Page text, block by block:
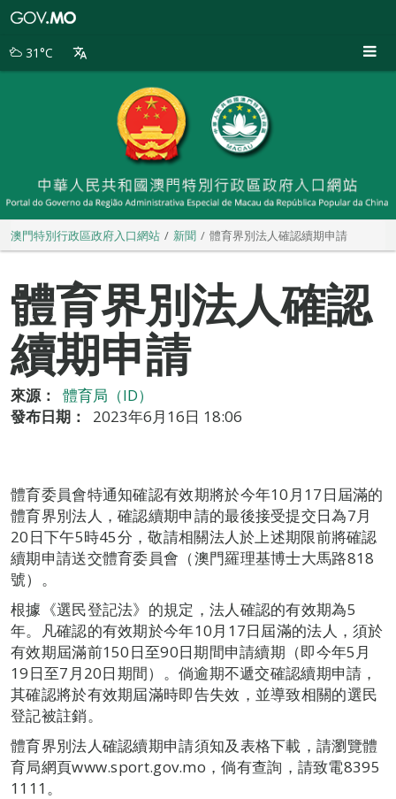
別
31°C
澳門特別行政區政府入口網站 新聞 體育界別法人確認續期申請
體育界別法人確認
續期申請
來源：
體育局（ID）
發布日期：
2023年6月16日 18:06
體育委員會特通知確認有效期將於今年10月17日屆滿的
體育界別法人，確認續期申請的最後接受提交日為7月
20日下午5時45分，敬請相關法人於上述期限前將確認
續期申請送交體育委員會（澳門羅理基博士大馬路818
號）。
根據《選民登記法》的規定，法人確認的有效期為5
年。凡確認的有效期於今年10月17日屆滿的法人，須於
有效期屆滿前150日至90日期間申請續期（即今年5月
19日至7月20日期間）。倘逾期不遞交確認續期申請，
其確認將於有效期屆滿時即告失效，並導致相關的選民
登記被註銷。
體育界別法人確認續期申請須知及表格下載，請瀏覽體
育局網頁www.sport.gov.mo，倘有查詢，請致電8395
1111。